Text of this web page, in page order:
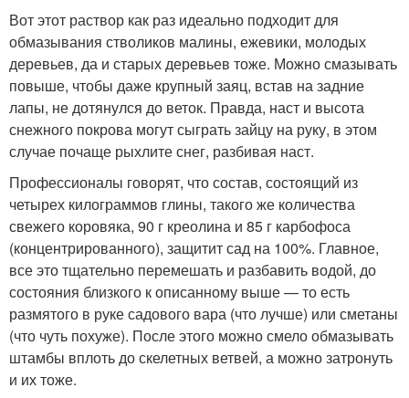
Вот этот раствор как раз идеально подходит для
обмазывания стволиков малины, ежевики, молодых
деревьев, да и старых деревьев тоже. Можно смазывать
повыше, чтобы даже крупный заяц, встав на задние
лапы, не дотянулся до веток. Правда, наст и высота
снежного покрова могут сыграть зайцу на руку, в этом
случае почаще рыхлите снег, разбивая наст.
Профессионалы говорят, что состав, состоящий из
четырех килограммов глины, такого же количества
свежего коровяка, 90 г креолина и 85 г карбофоса
(концентрированного), защитит сад на 100%. Главное,
все это тщательно перемешать и разбавить водой, до
состояния близкого к описанному выше — то есть
размятого в руке садового вара (что лучше) или сметаны
(что чуть похуже). После этого можно смело обмазывать
штамбы вплоть до скелетных ветвей, а можно затронуть
и их тоже.